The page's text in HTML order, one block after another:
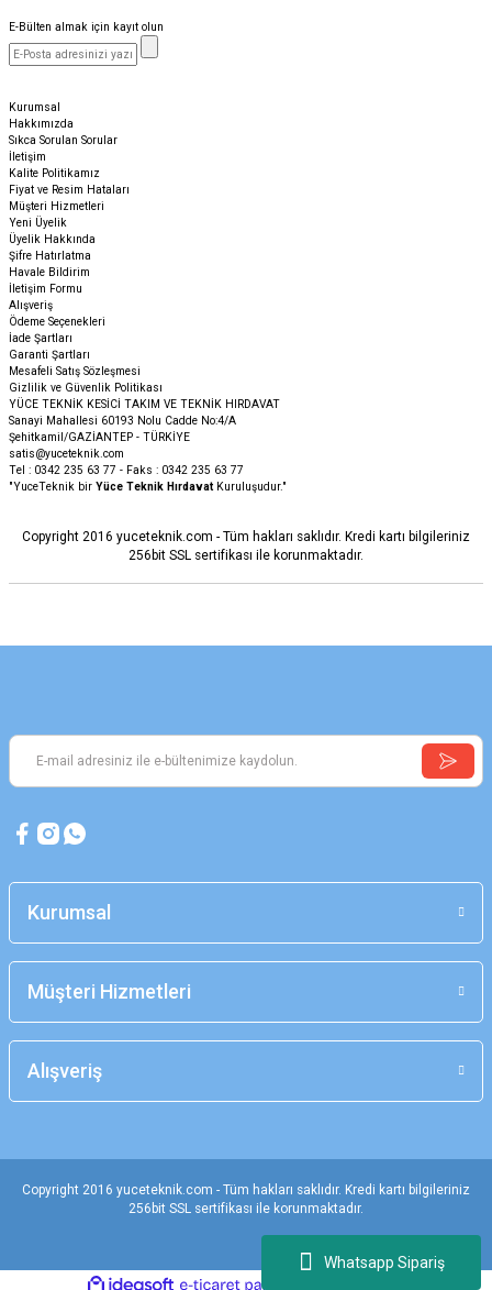
Whatsapp Sipariş
E-Bülten almak için kayıt olun
Kurumsal
Hakkımızda
Sıkca Sorulan Sorular
İletişim
Kalite Politikamız
Fiyat ve Resim Hataları
Müşteri Hizmetleri
Yeni Üyelik
Üyelik Hakkında
Şifre Hatırlatma
Havale Bildirim
İletişim Formu
Alışveriş
Ödeme Seçenekleri
İade Şartları
Garanti Şartları
Mesafeli Satış Sözleşmesi
Gizlilik ve Güvenlik Politikası
YÜCE TEKNİK KESİCİ TAKIM VE TEKNİK HIRDAVAT
Sanayi Mahallesi 60193 Nolu Cadde No:4/A
Şehitkamil/GAZİANTEP - TÜRKİYE
satis@yuceteknik.com
Tel : 0342 235 63 77 - Faks : 0342 235 63 77
"YuceTeknik bir Yüce Teknik Hırdavat Kuruluşudur."
Copyright 2016 yuceteknik.com - Tüm hakları saklıdır. Kredi kartı bilgileriniz
256bit SSL sertifikası ile korunmaktadır.
Kurumsal
Müşteri Hizmetleri
Alışveriş
Copyright 2016 yuceteknik.com - Tüm hakları saklıdır. Kredi kartı bilgileriniz
256bit SSL sertifikası ile korunmaktadır.
ideasoft